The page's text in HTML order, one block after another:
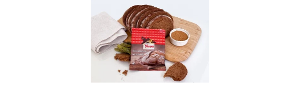
коментира рецептата
Киноа със зеленчуци